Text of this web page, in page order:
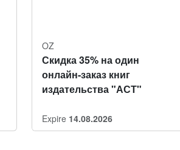
OZ
Скидка 35% на один
онлайн-заказ книг
издательства "АСТ"
Expire 14.08.2026